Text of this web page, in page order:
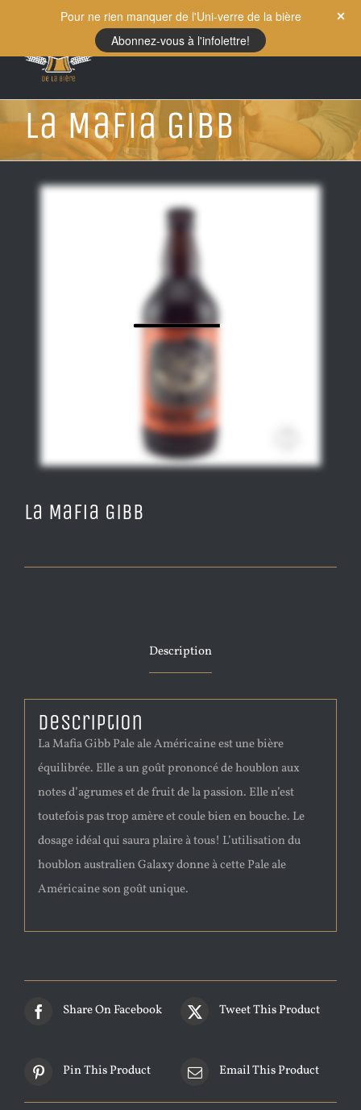
content
La Mafia Gibb
La Mafia Gibb
Description
Description
La Mafia Gibb Pale ale Américaine est une bière
équilibrée. Elle a un goût prononcé de houblon aux
notes d’agrumes et de fruit de la passion. Elle n’est
toutefois pas trop amère et coule bien en bouche. Le
dosage idéal qui saura plaire à tous! L’utilisation du
houblon australien Galaxy donne à cette Pale ale
Américaine son goût unique.
Share On Facebook Tweet This Product
Pin This Product Email This Product
Pour ne rien manquer de l'Uni-verre de la bière
Abonnez-vous à l'infolettre!